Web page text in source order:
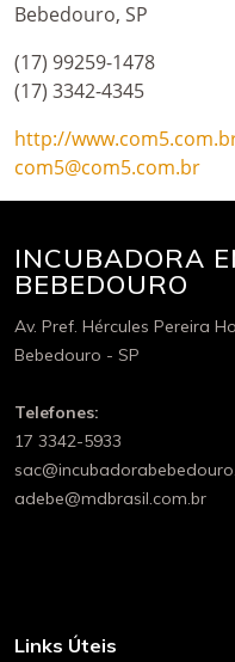
Bebedouro, SP
(17) 99259-1478
(17) 3342-4345
http://
com5@com5.com.br
INCUBADORA
BEBEDOURO
Av. Pref. Hércules Pereira
Bebedouro - SP
Telefones:
17 3342-5933
adebe@mdbrasil.com.br
Links Úteis